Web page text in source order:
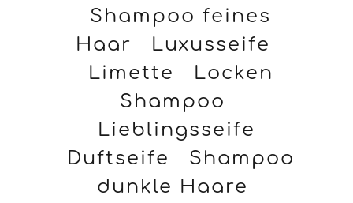
Shampoo feines
Haar
Luxusseife
Limette
Locken
Shampoo
Lieblingsseife
Duftseife
Shampoo
dunkle Haare